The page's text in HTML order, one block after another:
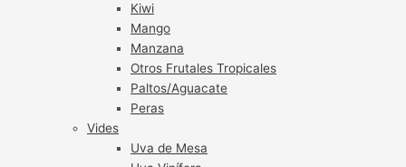
Kiwi
Mango
Manzana
Otros Frutales Tropicales
Paltos/Aguacate
Peras
Vides
Uva de Mesa